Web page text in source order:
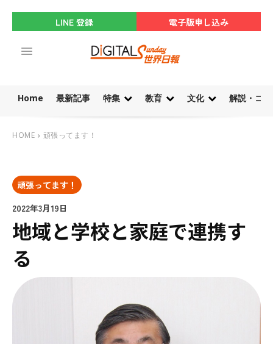
LINE 登録 電子版申し込み
Home 最新記事 特集 教育 文化 解説・コ
HOME 頑張ってます！
頑張ってます！
2022年3月19日
地域と学校と家庭で連携す
る